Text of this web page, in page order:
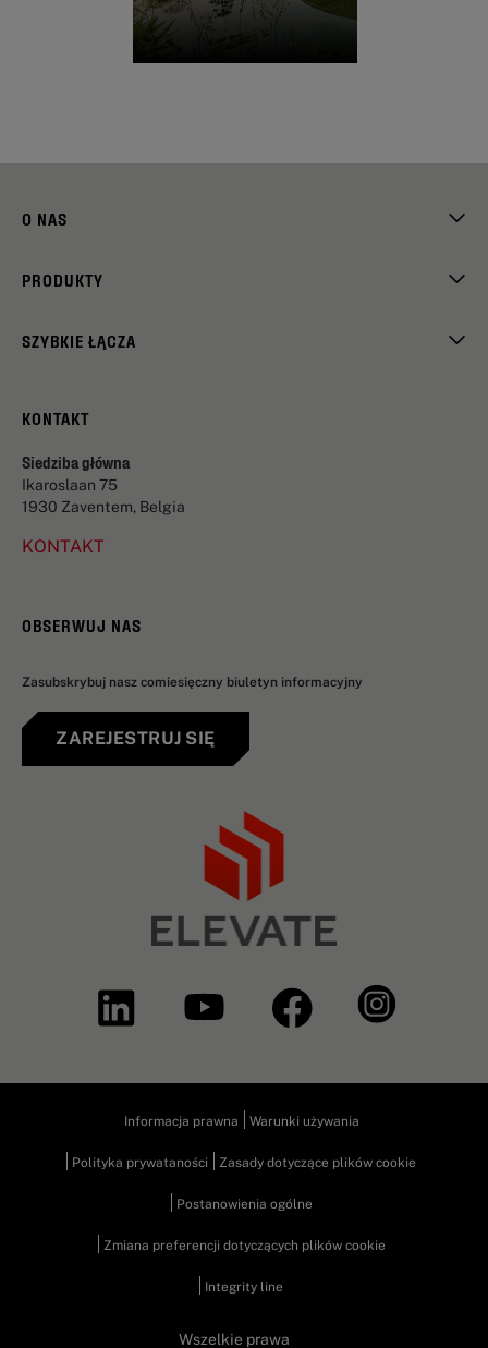
O NAS
PRODUKTY
SZYBKIE ŁĄCZA
KONTAKT
Siedziba główna
Ikaroslaan 75
1930 Zaventem, Belgia
KONTAKT
OBSERWUJ NAS
Zasubskrybuj nasz comiesięczny biuletyn informacyjny
ZAREJESTRUJ SIĘ
Informacja prawna Warunki używania
Polityka prywataności Zasady dotyczące plików cookie
Postanowienia ogólne
Zmiana preferencji dotyczących plików cookie
Integrity line
Wszelkie prawa